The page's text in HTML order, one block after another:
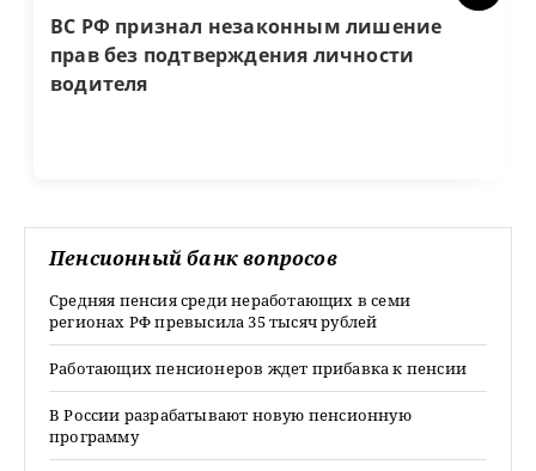
ВС РФ признал незаконным лишение
прав без подтверждения личности
водителя
Пенсионный банк вопросов
Средняя пенсия среди неработающих в семи
регионах РФ превысила 35 тысяч рублей
Работающих пенсионеров ждет прибавка к пенсии
В России разрабатывают новую пенсионную
программу